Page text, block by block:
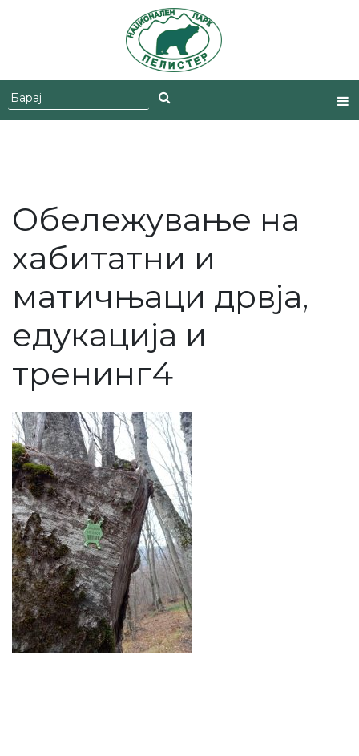
Обележување на
хабитатни и
матичњаци дрвја,
едукација и
тренинг4